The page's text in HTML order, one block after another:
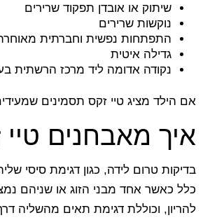
שיתוק או אובדן תפקוד שרירים
נוקשות שרירים
התפתחות נפשית וחברתית
גדילה איטית
נקודה אדומה ליד מרכז הרשתית
אם הילד מציג טיי זקס תסמינים
איך מאבחנים
להריון, וכוללת דגימת תאים מהשליה